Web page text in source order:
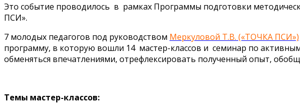
Это событие проводилось в рамках Программы подготовки
ПСИ».
7 молодых педагогов под руководством Меркуловой Т.В. («ТОЧКА ПСИ»)
программу, в которую вошли 14 мастер-классов и семинар по
обменяться впечатлениями, отрефлексировать полученный опыт,
Темы мастер-классов: